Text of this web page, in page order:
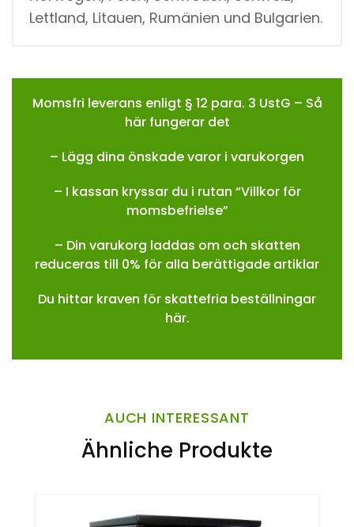
Lettland, Litauen, Rumänien und Bulgarien.
Momsfri leverans enligt § 12 para. 3 UstG – Så
här fungerar det
– Lägg dina önskade varor i varukorgen
– I kassan kryssar du i rutan “Villkor för
momsbefrielse”
– Din varukorg laddas om och skatten
reduceras till 0% för alla berättigade artiklar
Du hittar kraven för skattefria beställningar
här.
AUCH INTERESSANT
Ähnliche Produkte